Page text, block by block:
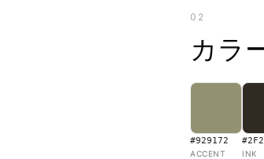
02
カラ
#929172
ACCENT INK